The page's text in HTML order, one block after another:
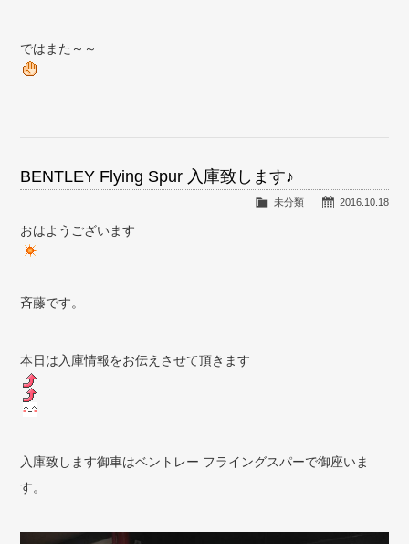
ではまた～～
BENTLEY Flying Spur 入庫致します♪
2016.10.18
未分類
おはようございます
斉藤です。
本日は入庫情報をお伝えさせて頂きます
入庫致します御車はベントレー フライングスパーで御座いま
す。